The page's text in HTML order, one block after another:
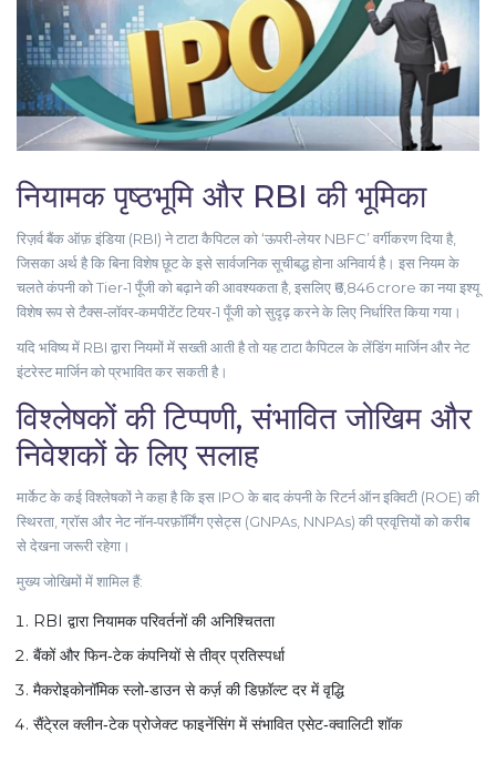
नियामक पृष्ठभूमि और RBI की भूमिका
रिज़र्व बैंक ऑफ़ इंडिया (RBI) ने टाटा कैपिटल को ‘ऊपरी‑लेयर NBFC’ वर्गीकरण दिया है,
जिसका अर्थ है कि बिना विशेष छूट के इसे सार्वजनिक सूचीबद्ध होना अनिवार्य है। इस नियम के
चलते कंपनी को Tier‑1 पूँजी को बढ़ाने की आवश्यकता है, इसलिए ₹6,846 crore का नया इश्यू
विशेष रूप से टैक्स‑लॉवर‑कमपीटेंट टियर‑1 पूँजी को सुदृढ़ करने के लिए निर्धारित किया गया।
यदि भविष्य में RBI द्वारा नियमों में सख्ती आती है तो यह टाटा कैपिटल के लेंडिंग मार्जिन और नेट
इंटरेस्ट मार्जिन को प्रभावित कर सकती है।
विश्लेषकों की टिप्पणी, संभावित जोखिम और
निवेशकों के लिए सलाह
मार्केट के कई विश्लेषकों ने कहा है कि इस IPO के बाद कंपनी के रिटर्न ऑन इक्विटी (ROE) की
स्थिरता, ग्रॉस और नेट नॉन‑परफ़ॉर्मिंग एसेट्स (GNPAs, NNPAs) की प्रवृत्तियों को करीब
से देखना जरूरी रहेगा।
मुख्य जोखिमों में शामिल हैं:
RBI द्वारा नियामक परिवर्तनों की अनिश्चितता
बैंकों और फिन‑टेक कंपनियों से तीव्र प्रतिस्पर्धा
मैकरोइकोनॉमिक स्लो‑डाउन से कर्ज़ की डिफ़ॉल्ट दर में वृद्धि
सैंटे्रल क्लीन‑टेक प्रोजेक्ट फाइनेंसिंग में संभावित एसेट‑क्वालिटी शॉक